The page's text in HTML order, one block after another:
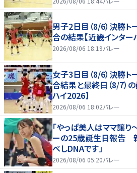
男子2日目（8/6）決勝ト
合の結果【近畿インター
2026/08/06 18:19バレー
女子3日目（8/6）決勝ト
合結果と最終日（8/7）
ハイ2026】
2026/08/06 18:02バレー
「やっぱ美人はママ譲
ーの25歳誕生日報告
べしDNAです」
2026/08/06 05:20バレー